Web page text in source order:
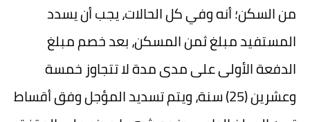
من السكن؛ أنه وفي كل الحالات، يجب أن يسدد
المستفيد مبلغ ثمن المسكن، بعد خصم مبلغ
الدفعة الأولى على مدى مدة لا تتجاوز خمسة
وعشرين (25) سنة، ويتم تسديد المؤجل وفق أقساط